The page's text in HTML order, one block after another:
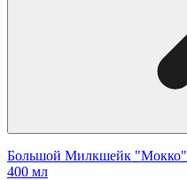
Большой Милкшейк "Мокко"
400 мл